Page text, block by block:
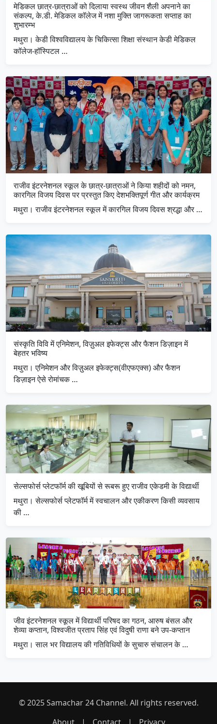
मेडिकल छात्र-छात्राओं को दिलाया स्वस्थ जीवन शैली अपनाने का
संकल्प, के.डी. मेडिकल कॉलेज में नशा मुक्ति जागरूकता सप्ताह का
शुभारम्भ
मथुरा। केडी विश्वविद्यालय के चिकित्सा शिक्षा संस्थान केडी मेडिकल
कॉलेज-हॉस्पिटल …
राजीव इंटरनेशनल स्कूल के छात्र-छात्राओं ने किया शहीदों को नमन,
कारगिल विजय दिवस पर प्रस्तुत किए देशभक्तिपूर्ण गीत और कार्यक्रम
मथुरा। राजीव इंटरनेशनल स्कूल में कारगिल विजय दिवस श्रद्धा और …
संस्कृति विवि में एनिमेशन, विज़ुअल इफेक्ट्स और फैशन डिज़ाइन में
बेहतर भविष्य
मथुरा। एनिमेशन और विज़ुअल इफेक्ट्स(वीएफएक्स) और फैशन
डिज़ाइन ऐसे रोमांचक …
सेल्सफोर्स प्लेटफॉर्म की खूबियों से रूबरू हुए राजीव एकेडमी के विद्यार्थी
मथुरा। सेल्सफोर्स प्लेटफॉर्म में स्वचालन और एकीकरण किसी व्यवसाय
की …
जीव इंटरनेशनल स्कूल में विद्यार्थी परिषद का गठन, आरुष बंसल और
शेव्या कप्तान, विश्वजीत प्रताप सिंह एवं विदुषी राणा बने उप-कप्तान
मथुरा। साल भर विद्यालय की गतिविधियों के सुचारु संचालन के …
© 2025 Samachar 24 Channel. All rights reserved.